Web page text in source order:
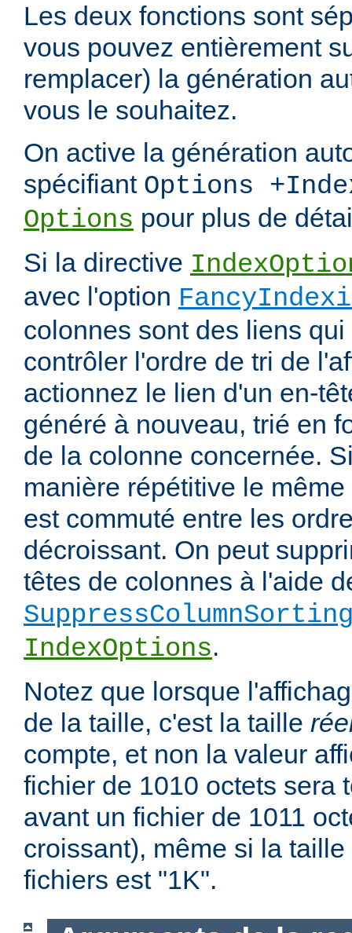
Les deux fonctions sont
vous pouvez entièrement
remplacer) la génération
vous le souhaitez.
On active la génération
spécifiant Options
Options pour plus de
Si la directive
avec l'option
colonnes sont des liens
contrôler l'ordre de tri de
actionnez le lien d'un en-
généré à nouveau, trié en
de la colonne concernée.
manière répétitive le
est commuté entre les
décroissant. On peut
têtes de colonnes à l'aide
IndexOptions.
Notez que lorsque
de la taille, c'est la taille
compte, et non la valeur
fichier de 1010 octets sera
avant un fichier de 1011
croissant), même si la
fichiers est "1K".